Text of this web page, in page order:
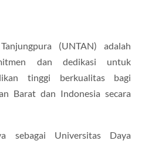
(UNTAN) adalah
dan dedikasi untuk
tinggi berkualitas bagi
Barat dan Indonesia secara
sebagai Universitas Daya